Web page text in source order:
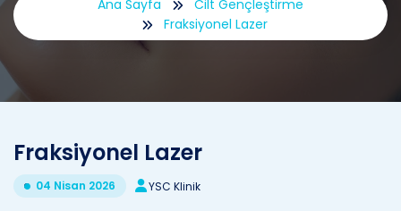
Ana Sayfa
Cilt Gençleştirme
Fraksiyonel Lazer
Fraksiyonel Lazer
04 Nisan 2026 YSC Klinik